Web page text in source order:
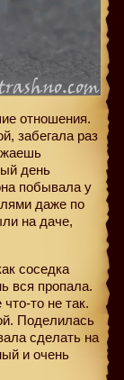
отношения.
забегала раз
день
побывала у
даже по
на даче,
соседка
вся пропала.
то не так.
Поделилась
сделать на
и очень